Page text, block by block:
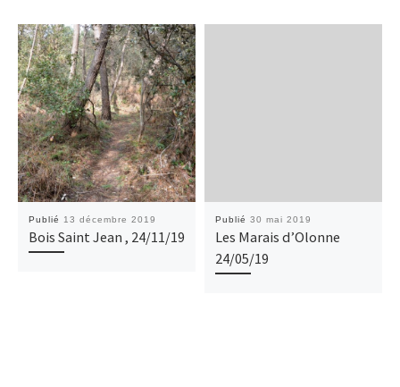
Publié 13 décembre 2019
Bois Saint Jean , 24/11/19
Publié 30 mai 2019
Les Marais d’Olonne
24/05/19